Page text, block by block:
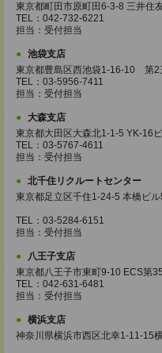
東京都町田市原町田6-3-8 三井住
TEL：042-732-6221
担当：受付担当
池袋支店
東京都豊島区西池袋1-16-10 第2
TEL：03-5956-7411
担当：受付担当
大森支店
東京都大田区大森北1-1-5 YK-16
TEL：03-5767-4611
担当：受付担当
北千住リクルートセンター
東京都足立区千住1-24-5 本橋ビ
TEL：03-5284-6151
担当：受付担当
八王子支店
東京都八王子市東町9-10 ECS第
TEL：042-631-6481
担当：受付担当
横浜支店
神奈川県横浜市西区北幸1-11-15